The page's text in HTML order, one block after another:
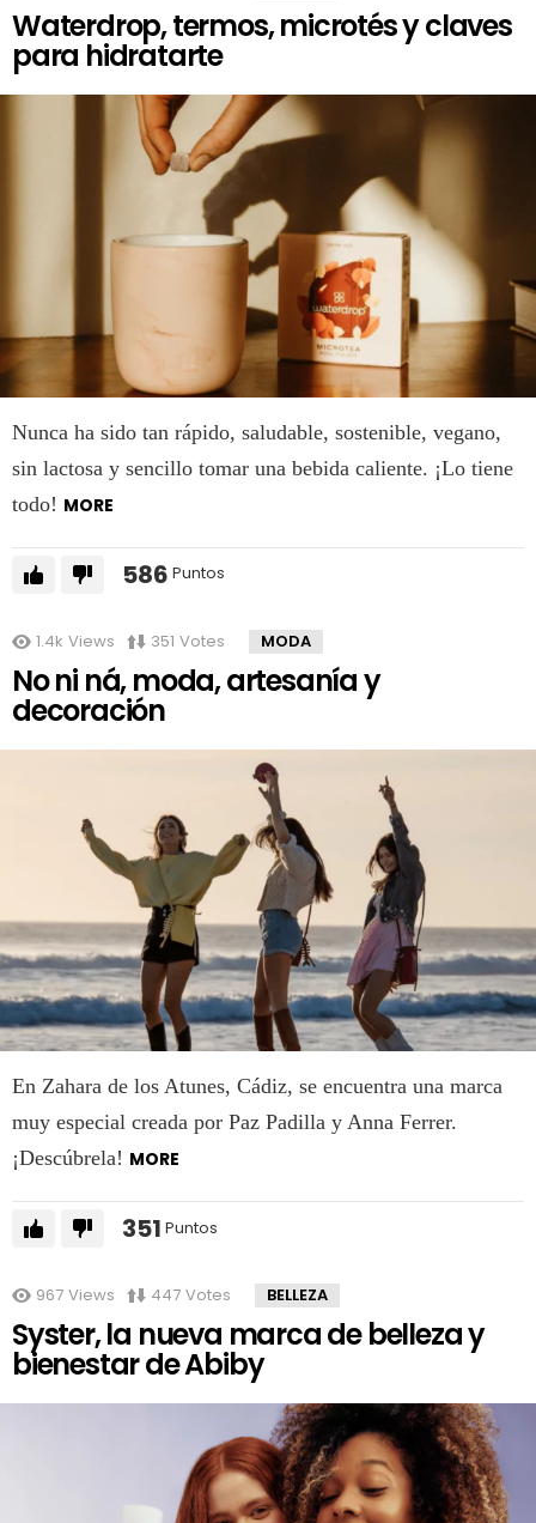
Waterdrop, termos, microtés y claves
para hidratarte
Nunca ha sido tan rápido, saludable, sostenible, vegano,
sin lactosa y sencillo tomar una bebida caliente. ¡Lo tiene
todo! MORE
586 Puntos
1.4k Views 351 Votes MODA
No ni ná, moda, artesanía y
decoración
En Zahara de los Atunes, Cádiz, se encuentra una marca
muy especial creada por Paz Padilla y Anna Ferrer.
¡Descúbrela! MORE
351 Puntos
967 Views 447 Votes BELLEZA
Syster, la nueva marca de belleza y
bienestar de Abiby